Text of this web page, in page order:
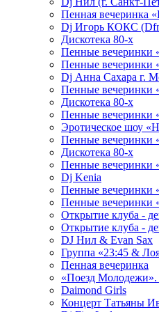
Пенная вечеринка
Dj Игорь КОКС
Дискотека 80-х
Пенные вечеринки
Пенные вечеринки
Dj Анна Сахара г.
Пенные вечеринки
Дискотека 80-х
Пенные вечеринки
Эротическое шоу
Пенные вечеринки
Дискотека 80-х
Пенные вечеринки
Dj Kenia
Пенные вечеринки
Пенные вечеринки
Открытие клуба -
Открытие клуба -
DJ Нил & Evan Sax
Группа «23:45 &
Пенная вечеринка
«Поезд Молодежи».
Daimond Girls
Концерт Татьяны